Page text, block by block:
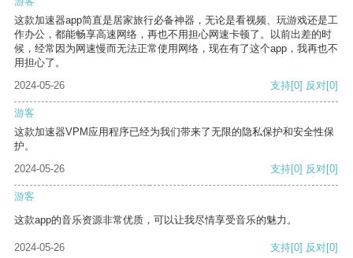
这款加速器app简直是居家旅行必备神器，无论是看视频、玩游戏还是工
作办公，都能畅享高速网络，再也不用担心网速卡顿了。以前出差的时
候，经常因为网速慢而无法正常使用网络，现在有了这个app，我再也不
用担心了。
2024-05-26
支持[0] 反对[0]
游客
这款加速器VPM应用程序已经为我们带来了无限的隐私保护和安全性保
护。
2024-05-26
支持[0] 反对[0]
游客
这款app的音乐资源非常优质，可以让我尽情享受音乐的魅力。
2024-05-26 支持[0] 反对[0]